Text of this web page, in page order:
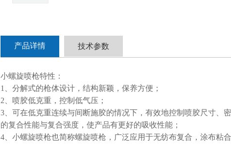
产品详情 技术参数
小螺旋喷枪特性：
1、分解式的枪体设计，结构新颖，保养方便；
2、喷胶低克重，控制低气压；
3、可在低克重连续与间断施胶的情况下，有效地控制喷胶尺寸、
的复合性能与复合强度，使产品有更好的吸收性能；
4、小螺旋喷枪也简称螺旋喷枪，广泛应用于无纺布复合，涂布粘合